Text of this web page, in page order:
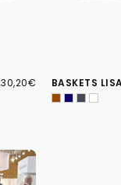
BASKETS